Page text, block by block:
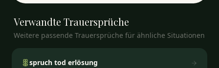
Verwandte Trauersprüche
Weitere passende Trauersprüche für ähnliche Situationen
spruch tod erlösung